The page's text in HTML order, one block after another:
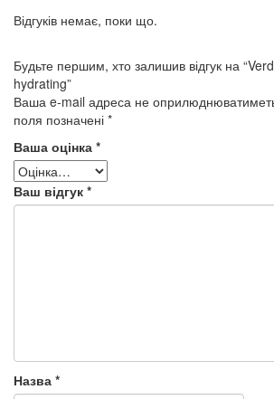
Відгуків немає, поки що.
Будьте першим, хто залишив відгук на
hydrating”
Ваша e-mail адреса не
поля позначені *
Ваша оцінка *
Ваш відгук *
Назва *